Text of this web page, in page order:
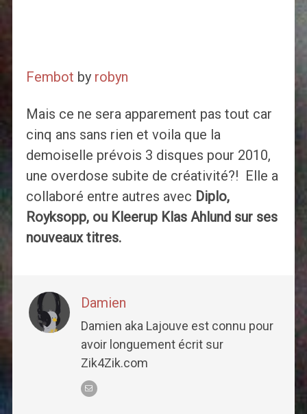
Fembot by robyn
Mais ce ne sera apparement pas tout car
cinq ans sans rien et voila que la
demoiselle prévois 3 disques pour 2010,
une overdose subite de créativité?! Elle a
collaboré entre autres avec Diplo,
Royksopp, ou Kleerup Klas Ahlundsur ses
nouveaux titres.
Damien
Damien aka Lajouve est connu pour
avoir longuement écrit sur
Zik4Zik.com